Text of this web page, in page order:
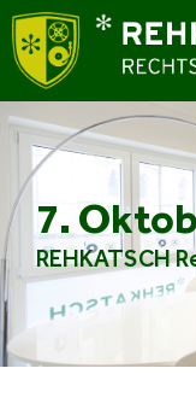
7.
REHKATSCH